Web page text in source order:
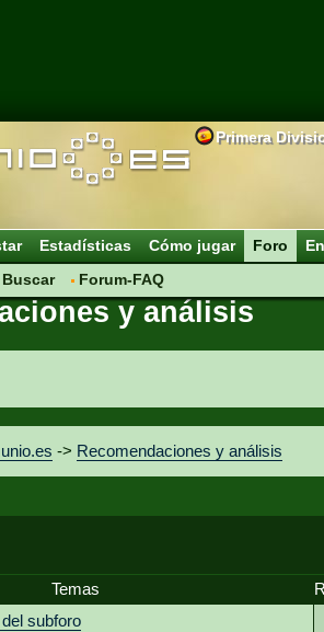
Primera
Estadísticas Cómo jugar
Foro
Buscar Forum-FAQ
y análisis
-> Recomendaciones y análisis
Temas
subforo